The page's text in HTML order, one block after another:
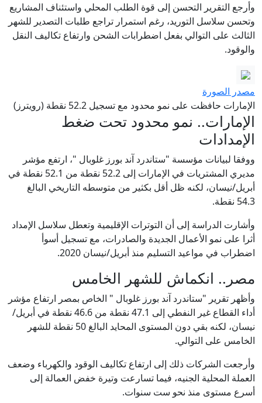
وأرجع التقرير التحسن إلى قوة الطلب المحلي واستئناف المشاريع
وتحسن سلاسل التوريد، رغم استمرار تراجع طلبات التصدير للشهر
الثالث على التوالي بفعل اضطرابات الشحن وارتفاع تكاليف النقل
والوقود.
مصدر الصورة
الإمارات حافظت على نمو محدود مع تسجيل 52.2 نقطة (رويترز)
الإمارات.. نمو محدود تحت ضغط
الإمدادات
ووفقا لبيانات مؤسسة "ستاندرد آند بورز غلوبال "، ارتفع مؤشر
مديري المشتريات في الإمارات إلى 52.2 نقطة من 52.1 نقطة في
أبريل/نيسان، لكنه ظل أقل بكثير من متوسطه التاريخي البالغ
54.3 نقطة.
وأشارت الدراسة إلى أن التوترات الإقليمية وتعطل سلاسل الإمداد
أثرا على نمو الأعمال الجديدة والصادرات، مع تسجيل أسوأ
اضطراب في مواعيد التسليم منذ أبريل/نيسان 2020.
مصر.. انكماش للشهر الخامس
وأظهر تقرير "ستاندرد آند بورز غلوبال " الخاص بمصر ارتفاع مؤشر
أداء القطاع غير النفطي إلى 47.1 نقطة من 46.6 نقطة في أبريل/
نيسان، لكنه بقي دون المستوى المحايد البالغ 50 نقطة للشهر
الخامس على التوالي.
وأرجعت الشركات ذلك إلى ارتفاع تكاليف الوقود والكهرباء وضعف
العملة المحلية الجنيه، فيما تسارعت وتيرة خفض العمالة إلى
أسرع مستوى منذ نحو ست سنوات.